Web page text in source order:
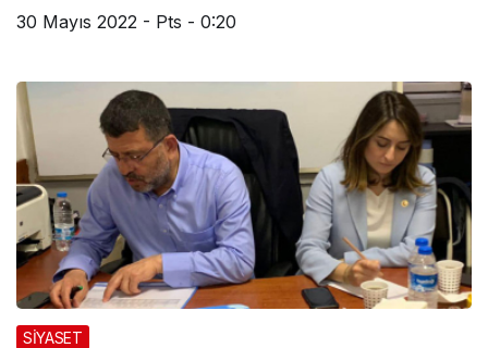
30 Mayıs 2022 - Pts - 0:20
SİYASET